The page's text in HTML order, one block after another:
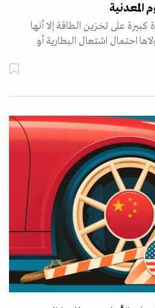
المعدنية
كبيرة على تخزين الطاقة إلا أنها
احتمال اشتعال البطارية أو